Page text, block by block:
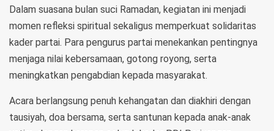
Dalam suasana bulan suci Ramadan, kegiatan ini menjadi
momen refleksi spiritual sekaligus memperkuat solidaritas
kader partai. Para pengurus partai menekankan pentingnya
menjaga nilai kebersamaan, gotong royong, serta
meningkatkan pengabdian kepada masyarakat.
Acara berlangsung penuh kehangatan dan diakhiri dengan
tausiyah, doa bersama, serta santunan kepada anak-anak